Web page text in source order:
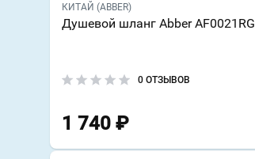
КИТАЙ (ABBER)
Душевой шланг Abber AF0021RG
0 ОТЗЫВОВ
1 740 ₽